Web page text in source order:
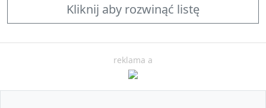
Kliknij aby rozwinąć listę
reklama a